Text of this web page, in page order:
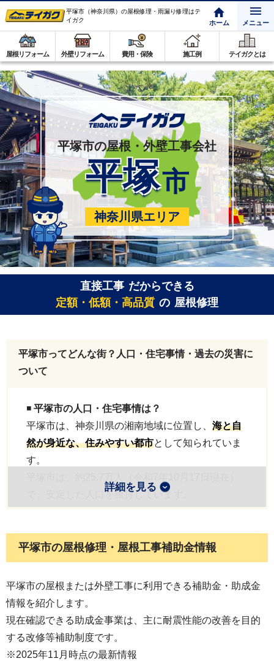
平塚市（神奈川県）の屋根修理・雨漏り修理はテ
イガク
ホーム メニュー
屋根リフォーム 外壁リフォーム 費用・保険 施工例 テイガクとは
平塚市の屋根・外壁工事会社
平塚市
神奈川県エリア
直接工事 だからできる
定額・低額・高品質 の 屋根修理
平塚市ってどんな街？人口・住宅事情・過去の災害に
ついて
◾️ 平塚市の人口・住宅事情は？
平塚市は、神奈川県の湘南地域に位置し、 海と自
然が身近な、住みやすい都市として知られていま
す。
で、安定した人口を維持しています。
湘南地域の中でも比較的物件価格や家賃がリーズ
ナブルな傾向があります。
なので、広い家に住みたい人にとっては魅力的な
街となります。
しかしながら、海に近いエリアでは、塩分を含ん
だ風による 塩害対策
す。
詳細を見る
平塚市の屋根修理・屋根工事補助金情報
平塚市の屋根または外壁工事に利用できる補助金・助成金
情報を紹介します。
現在確認できる助成金事業は、主に耐震性能の改善を目的
する改修等補助制度です。
※2025年11月時点の最新情報